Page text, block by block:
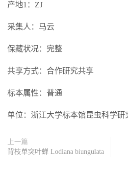
产地1：ZJ
采集人：马云
保藏状况：完整
共享方式：合作研究共享
标本属性：普通
单位：浙江大学标本馆昆虫科学研
上一篇
背枝单突叶蝉 Lodiana biungulata